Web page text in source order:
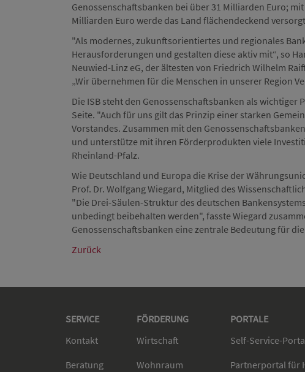
Genossenschaftsbanken bei über 31 Milliarden Euro;
Milliarden Euro werde das Land flächendeckend
"Als modernes, zukunftsorientiertes und regionales
Herausforderungen und gestalten diese aktiv mit“, so
Neuwied-Linz eG, der ältesten von Friedrich Wilhelm
„Wir übernehmen für die Menschen in unserer Region
Die ISB steht den Genossenschaftsbanken als
Seite. "Auch für uns gilt das Prinzip einer starken
Vorstandes. Zusammen mit den
und unterstütze mit ihren Förderprodukten viele
Rheinland-Pfalz.
Wie Deutschland und Europa die Krise der
Prof. Dr. Wolfgang Wiegard, Mitglied des
"Die Drei-Säulen-Struktur des deutschen
unbedingt beibehalten werden", fasste Wiegard
Genossenschaftsbanken eine zentrale Bedeutung für
Zurück
SERVICE FÖRDERUNG PORTALE
Kontakt
Wirtschaft Self-Service-
Beratung
Wohnraum Partnerportal für